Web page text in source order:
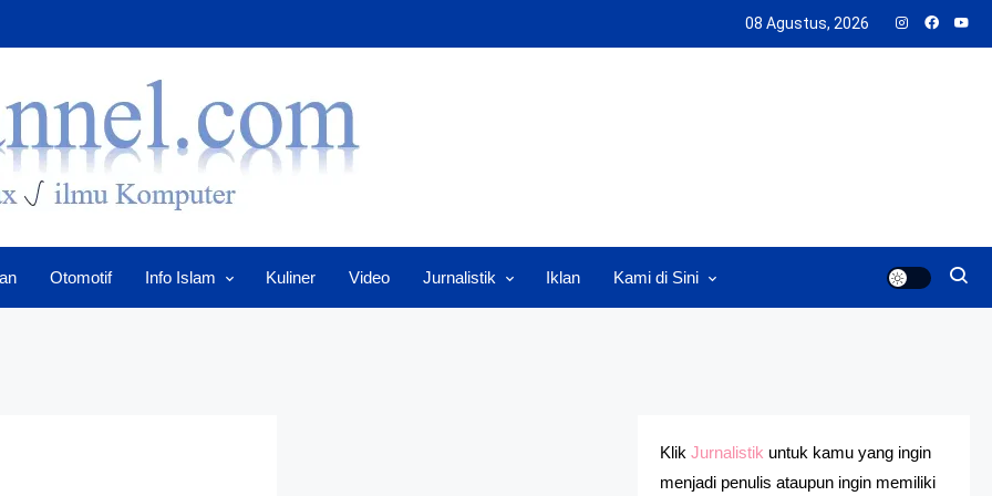
08 Agustus, 2026
Otomotif Info Islam Kuliner Video Jurnalistik Iklan Kami di Sini
KlikJurnalistik untuk kamu yang ingin
menjadi penulis ataupun ingin memiliki